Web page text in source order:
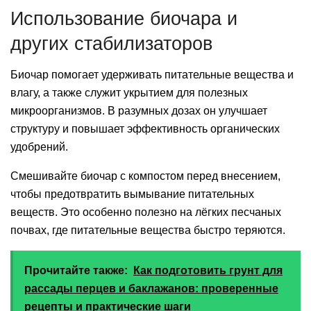
Использование биочара и
других стабилизаторов
Биочар помогает удерживать питательные вещества и
влагу, а также служит укрытием для полезных
микроорганизмов. В разумных дозах он улучшает
структуру и повышает эффективность органических
удобрений.
Смешивайте биочар с компостом перед внесением,
чтобы предотвратить вымывание питательных
веществ. Это особенно полезно на лёгких песчаных
почвах, где питательные вещества быстро теряются.
Прочитайте также:
Как подготовить грунт для
рассады перцев и баклажанов: проверенные
рецепты и практические шаги